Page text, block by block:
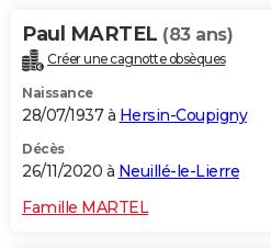
Paul MARTEL (83 ans)
Créer une cagnotte obsèques
Naissance
28/07/1937 à Hersin-Coupigny
Décès
26/11/2020 à Neuillé-le-Lierre
Famille MARTEL